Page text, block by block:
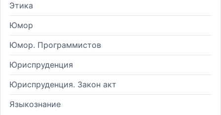
Этика
Юмор
Юмор. Программистов
Юриспруденция
Юриспруденция. Закон акт
Языкознание